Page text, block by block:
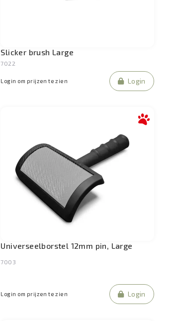
Slicker brush Large
7022
Login om prijzen te zien Login
Universeelborstel 12mm pin, Large
7003
Login om prijzen te zien Login